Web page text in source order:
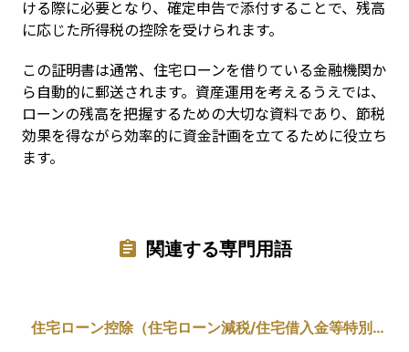
ける際に必要となり、確定申告で添付することで、残高
に応じた所得税の控除を受けられます。
この証明書は通常、住宅ローンを借りている金融機関か
ら自動的に郵送されます。資産運用を考えるうえでは、
ローンの残高を把握するための大切な資料であり、節税
効果を得ながら効率的に資金計画を立てるために役立ち
ます。
関連する専門用語
住宅ローン控除（住宅ローン減税/住宅借入金等特別控